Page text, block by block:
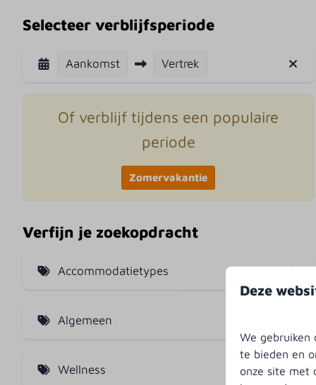
Selecteer verblijfsperiode
Aankomst Vertrek
Of verblijf tijdens een populaire
periode
Zomervakantie
Verfijn je zoekopdracht
Accommodatietypes
Vakantievilla's (2)
Algemeen
Wellness
Deze
We gebruiken
te bieden en
onze site met